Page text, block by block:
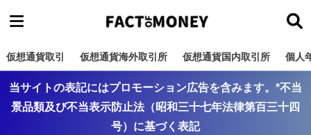
仮想通貨取引 仮想通貨海外取引所 仮想通貨国内取引所 個人
当サイトの表記にはプロモーション広告を含みます。*不当
景品類及び不当表示防止法（昭和三十七年法律第百三十四
号）に基づく表記